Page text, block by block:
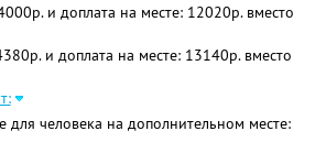
и доплата на месте: 12020р. вместо
и доплата на месте: 13140р. вместо
для человека на дополнительном месте: